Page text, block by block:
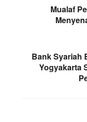
Mualaf
Bank Syariah
Yogyakarta